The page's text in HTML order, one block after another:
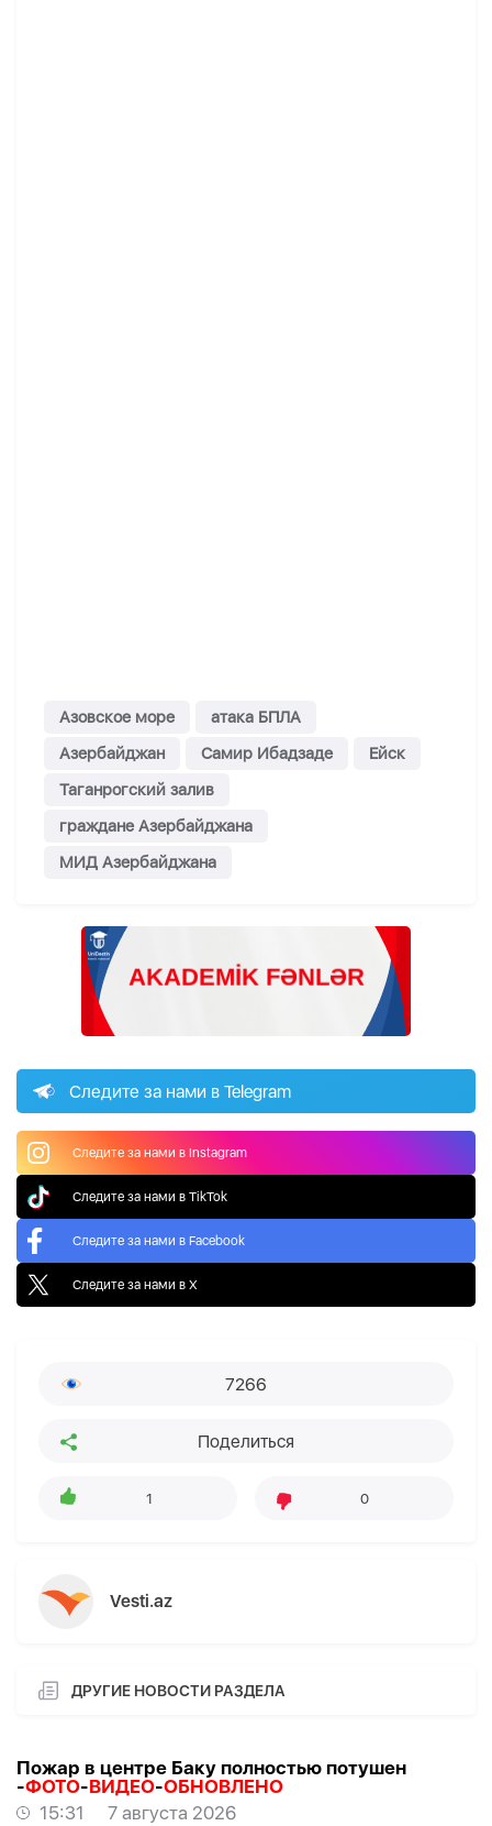
Азовское море
атака БПЛА
Азербайджан
Самир Ибадзаде
Ейск
Таганрогский залив
граждане Азербайджана
МИД Азербайджана
Следите за нами в Telegram
Следите за нами в Instagram
Следите за нами в TikTok
Следите за нами в Facebook
Следите за нами в X
7266
Поделиться
1 0
Vesti.az
ДРУГИЕ НОВОСТИ РАЗДЕЛА
Пожар в центре Баку полностью потушен
-ФОТО-ВИДЕО-ОБНОВЛЕНО
15:31
7 августа 2026